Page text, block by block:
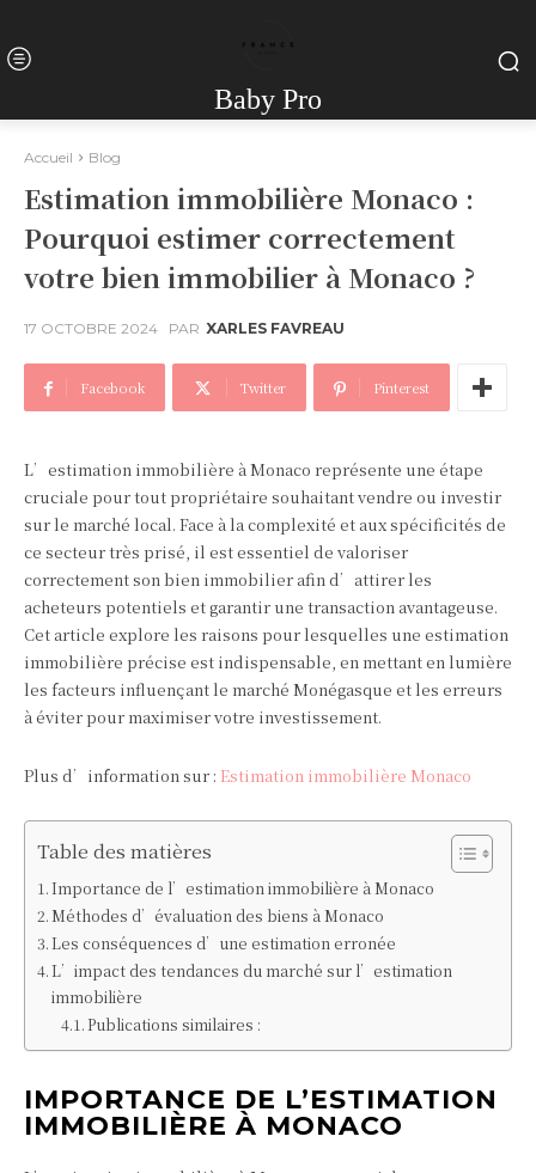
Baby Pro
Accueil Blog
Estimation immobilière Monaco :
Pourquoi estimer correctement
votre bien immobilier à Monaco ?
17 OCTOBRE 2024 PAR XARLES FAVREAU
Facebook Twitter Pinterest
L’estimation immobilière à Monaco représente une étape
cruciale pour tout propriétaire souhaitant vendre ou investir
sur le marché local. Face à la complexité et aux spécificités de
ce secteur très prisé, il est essentiel de valoriser
correctement son bien immobilier afin d’attirer les
acheteurs potentiels et garantir une transaction avantageuse.
Cet article explore les raisons pour lesquelles une estimation
immobilière précise est indispensable, en mettant en lumière
les facteurs influençant le marché Monégasque et les erreurs
à éviter pour maximiser votre investissement.
Plus d’information sur : Estimation immobilière Monaco
Table des matières
Importance de l’estimation immobilière à Monaco
Méthodes d’évaluation des biens à Monaco
Les conséquences d’une estimation erronée
L’impact des tendances du marché sur l’estimation
immobilière
Publications similaires :
IMPORTANCE DE L’ESTIMATION
IMMOBILIÈRE À MONACO